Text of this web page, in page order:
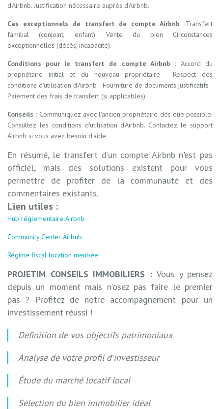
d'Airbnb. Justification nécessaire auprès d'Airbnb.
Cas exceptionnels de transfert de compte Airbnb :Transfert
familial (conjoint, enfant). Vente du bien Circonstances
exceptionnelles (décès, incapacité).
Conditions pour le transfert de compte Airbnb : Accord du
propriétaire initial et du nouveau propriétaire - Respect des
conditions d'utilisation d'Airbnb - Fourniture de documents justificatifs -
Paiement des frais de transfert (si applicables).
Conseils : Communiquez avec l'ancien propriétaire dès que possible.
Consultez les conditions d'utilisation d'Airbnb. Contactez le support
Airbnb si vous avez besoin d'aide.
En résumé, le transfert d'un compte Airbnb n'est pas
officiel, mais des solutions existent pour vous
permettre de profiter de la communauté et des
commentaires existants.
Lien utiles :
Hub réglementaire Airbnb
Community Center Airbnb
Régime fiscal location meubée
PROJETIM CONSEILS IMMOBILIERS : Vous y pensez
depuis un moment mais n'osez pas faire le premier
pas ? Profitez de notre accompagnement pour un
investissement réussi !
Définition de vos objectifs patrimoniaux
Analyse de votre profil d'investisseur
Étude du marché locatif local
Sélection du bien immobilier idéal